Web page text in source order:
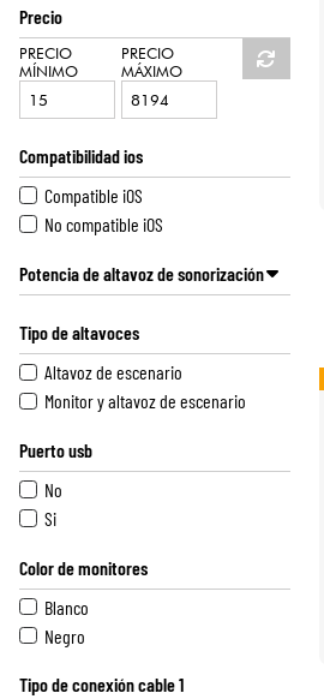
Precio
PRECIO
MÍNIMO
PRECIO
MÁXIMO
Compatibilidad ios
Compatible iOS
No compatible iOS
Potencia de altavoz de sonorización
De 301 a 600 watts RMS
De 601 a 1000 watts RMS
De 1001 a 1500 watts RMS
Tipo de altavoces
Altavoz de escenario
Monitor y altavoz de escenario
Puerto usb
No
Si
Color de monitores
Blanco
Negro
Tipo de conexión cable 1